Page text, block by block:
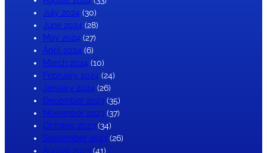
July 2024 (30)
June 2024 (28)
May 2024 (27)
April 2024 (6)
March 2024 (10)
February 2024 (24)
January 2024 (26)
December 2023 (35)
November 2023 (37)
October 2023 (34)
September 2023 (26)
August 2023 (41)